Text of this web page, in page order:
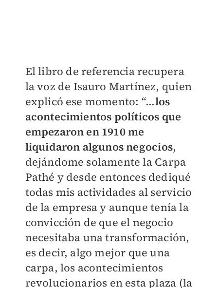
El libro de referencia recupera
la voz de Isauro Martínez, quien
explicó ese momento: “...los
acontecimientos políticos que
empezaron en 1910 me
liquidaron algunos negocios,
dejándome solamente la Carpa
Pathé y desde entonces dediqué
todas mis actividades al servicio
de la empresa y aunque tenía la
convicción de que el negocio
necesitaba una transformación,
es decir, algo mejor que una
carpa, los acontecimientos
revolucionarios en esta plaza (la